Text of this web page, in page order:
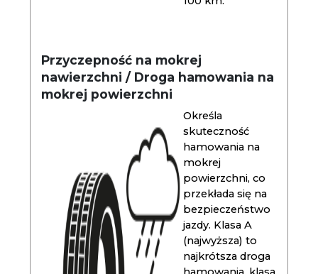
Przyczepność na mokrej
nawierzchni / Droga hamowania na
mokrej powierzchni
Określa
skuteczność
hamowania na
mokrej
powierzchni, co
przekłada się na
bezpieczeństwo
jazdy. Klasa A
(najwyższa) to
najkrótsza droga